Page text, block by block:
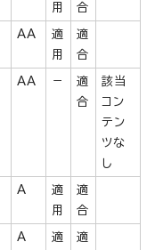
用
合
AA
適
用
適
合
AA －
適
合
該当
コン
テン
ツな
し
A
適
用
適
合
A
適
適